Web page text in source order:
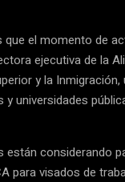
el momento de
ejecutiva de la
y la Inmigración,
universidades
están considerando
para visados de